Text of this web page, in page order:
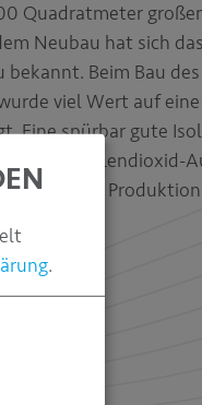
Quadratmeter
Neubau hat sich
Beim Bau
viel Wert auf
Eine spürbar gute
den
der
.